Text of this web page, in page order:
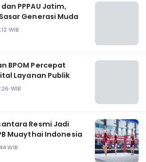
PPPAU Jatim,
Generasi Muda
WIB
BPOM Percepat
Layanan Publik
WIB
Resmi Jadi
Muaythai Indonesia
WIB